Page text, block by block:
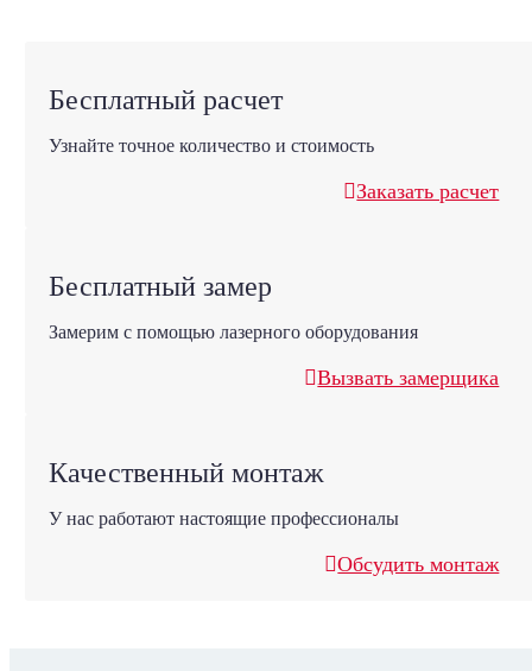
Бесплатный расчет
Узнайте точное количество и стоимость
Заказать расчет
Бесплатный замер
Замерим с помощью лазерного оборудования
Вызвать замерщика
Качественный монтаж
У нас работают настоящие профессионалы
Обсудить монтаж